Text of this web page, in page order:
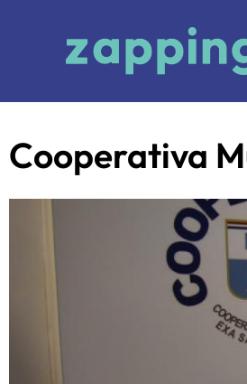
Cooperativa